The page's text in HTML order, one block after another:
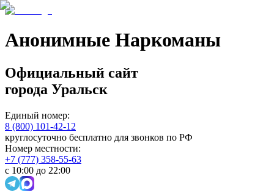
Анонимные Наркоманы
Официальный сайт
города Уральск
Единый номер:
8 (800) 101-42-12
круглосуточно бесплатно для звонков по РФ
Номер местности:
+7 (777) 358-55-63
с 10:00 до 22:00